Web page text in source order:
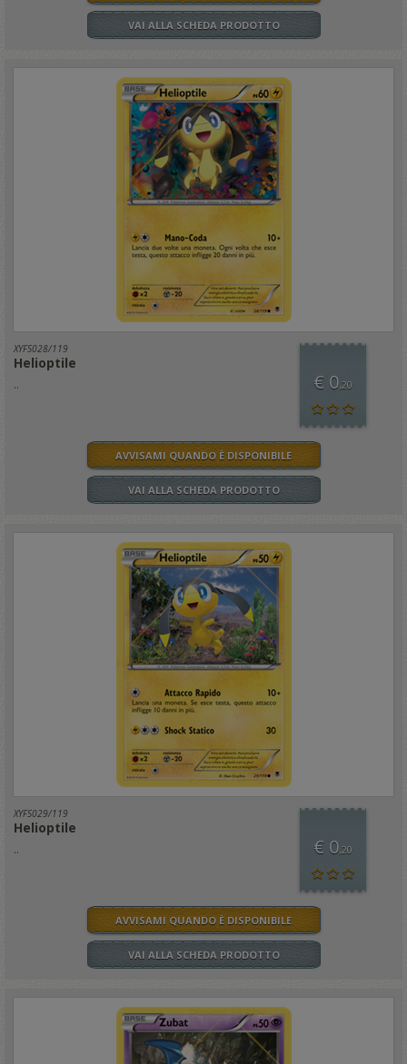
VAI ALLA SCHEDA PRODOTTO
XYFS028/119
Helioptile
.. € 0,20
AVVISAMI QUANDO È DISPONIBILE
VAI ALLA SCHEDA PRODOTTO
XYFS029/119
Helioptile
.. € 0,20
AVVISAMI QUANDO È DISPONIBILE
VAI ALLA SCHEDA PRODOTTO